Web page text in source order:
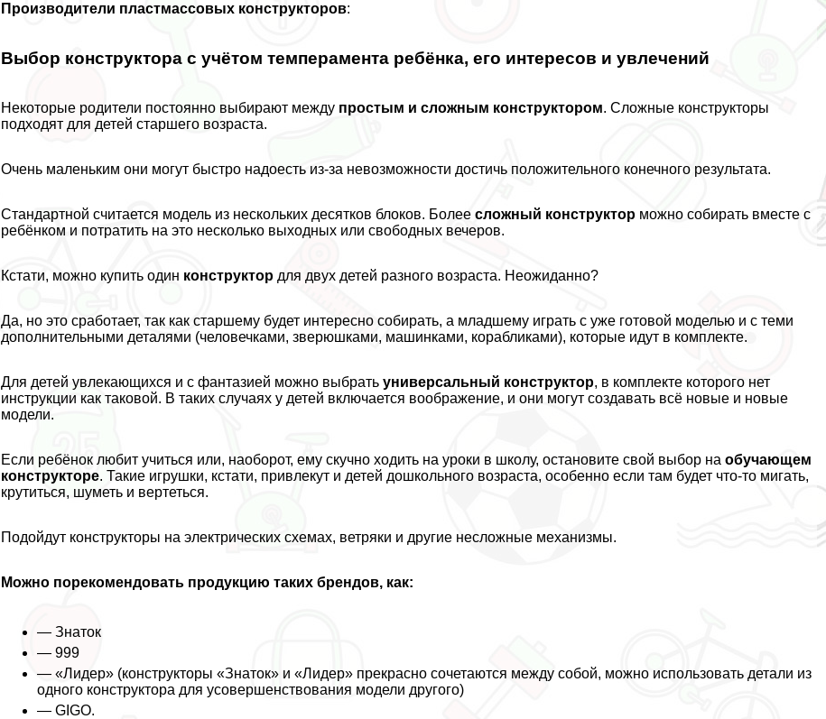
Производители пластмассовых конструкторов:
Выбор конструктора с учётом темперамента ребёнка, его интересов и увлечений
Некоторые родители постоянно выбирают между простым и сложным конструктором. Сложные конструкторы
подходят для детей старшего возраста.
Очень маленьким они могут быстро надоесть из-за невозможности достичь положительного конечного результата.
Стандартной считается модель из нескольких десятков блоков. Болеесложный конструктор можно собирать вместе с
ребёнком и потратить на это несколько выходных или свободных вечеров.
Кстати, можно купить один конструктор для двух детей разного возраста. Неожиданно?
Да, но это сработает, так как старшему будет интересно собирать, а младшему играть с уже готовой моделью и с теми
дополнительными деталями (человечками, зверюшками, машинками, корабликами), которые идут в комплекте.
Для детей увлекающихся и с фантазией можно выбратьуниверсальный конструктор, в комплекте которого нет
инструкции как таковой. В таких случаях у детей включается воображение, и они могут создавать всё новые и новые
модели.
Если ребёнок любит учиться или, наоборот, ему скучно ходить на уроки в школу, остановите свой выбор наобучающем
конструкторе. Такие игрушки, кстати, привлекут и детей дошкольного возраста, особенно если там будет что-то мигать,
крутиться, шуметь и вертеться.
Подойдут конструкторы на электрических схемах, ветряки и другие несложные механизмы.
Можно порекомендовать продукцию таких брендов, как:
— Знаток
— 999
— «Лидер» (конструкторы «Знаток» и «Лидер» прекрасно сочетаются между собой, можно использовать детали из
одного конструктора для усовершенствования модели другого)
— GIGO.